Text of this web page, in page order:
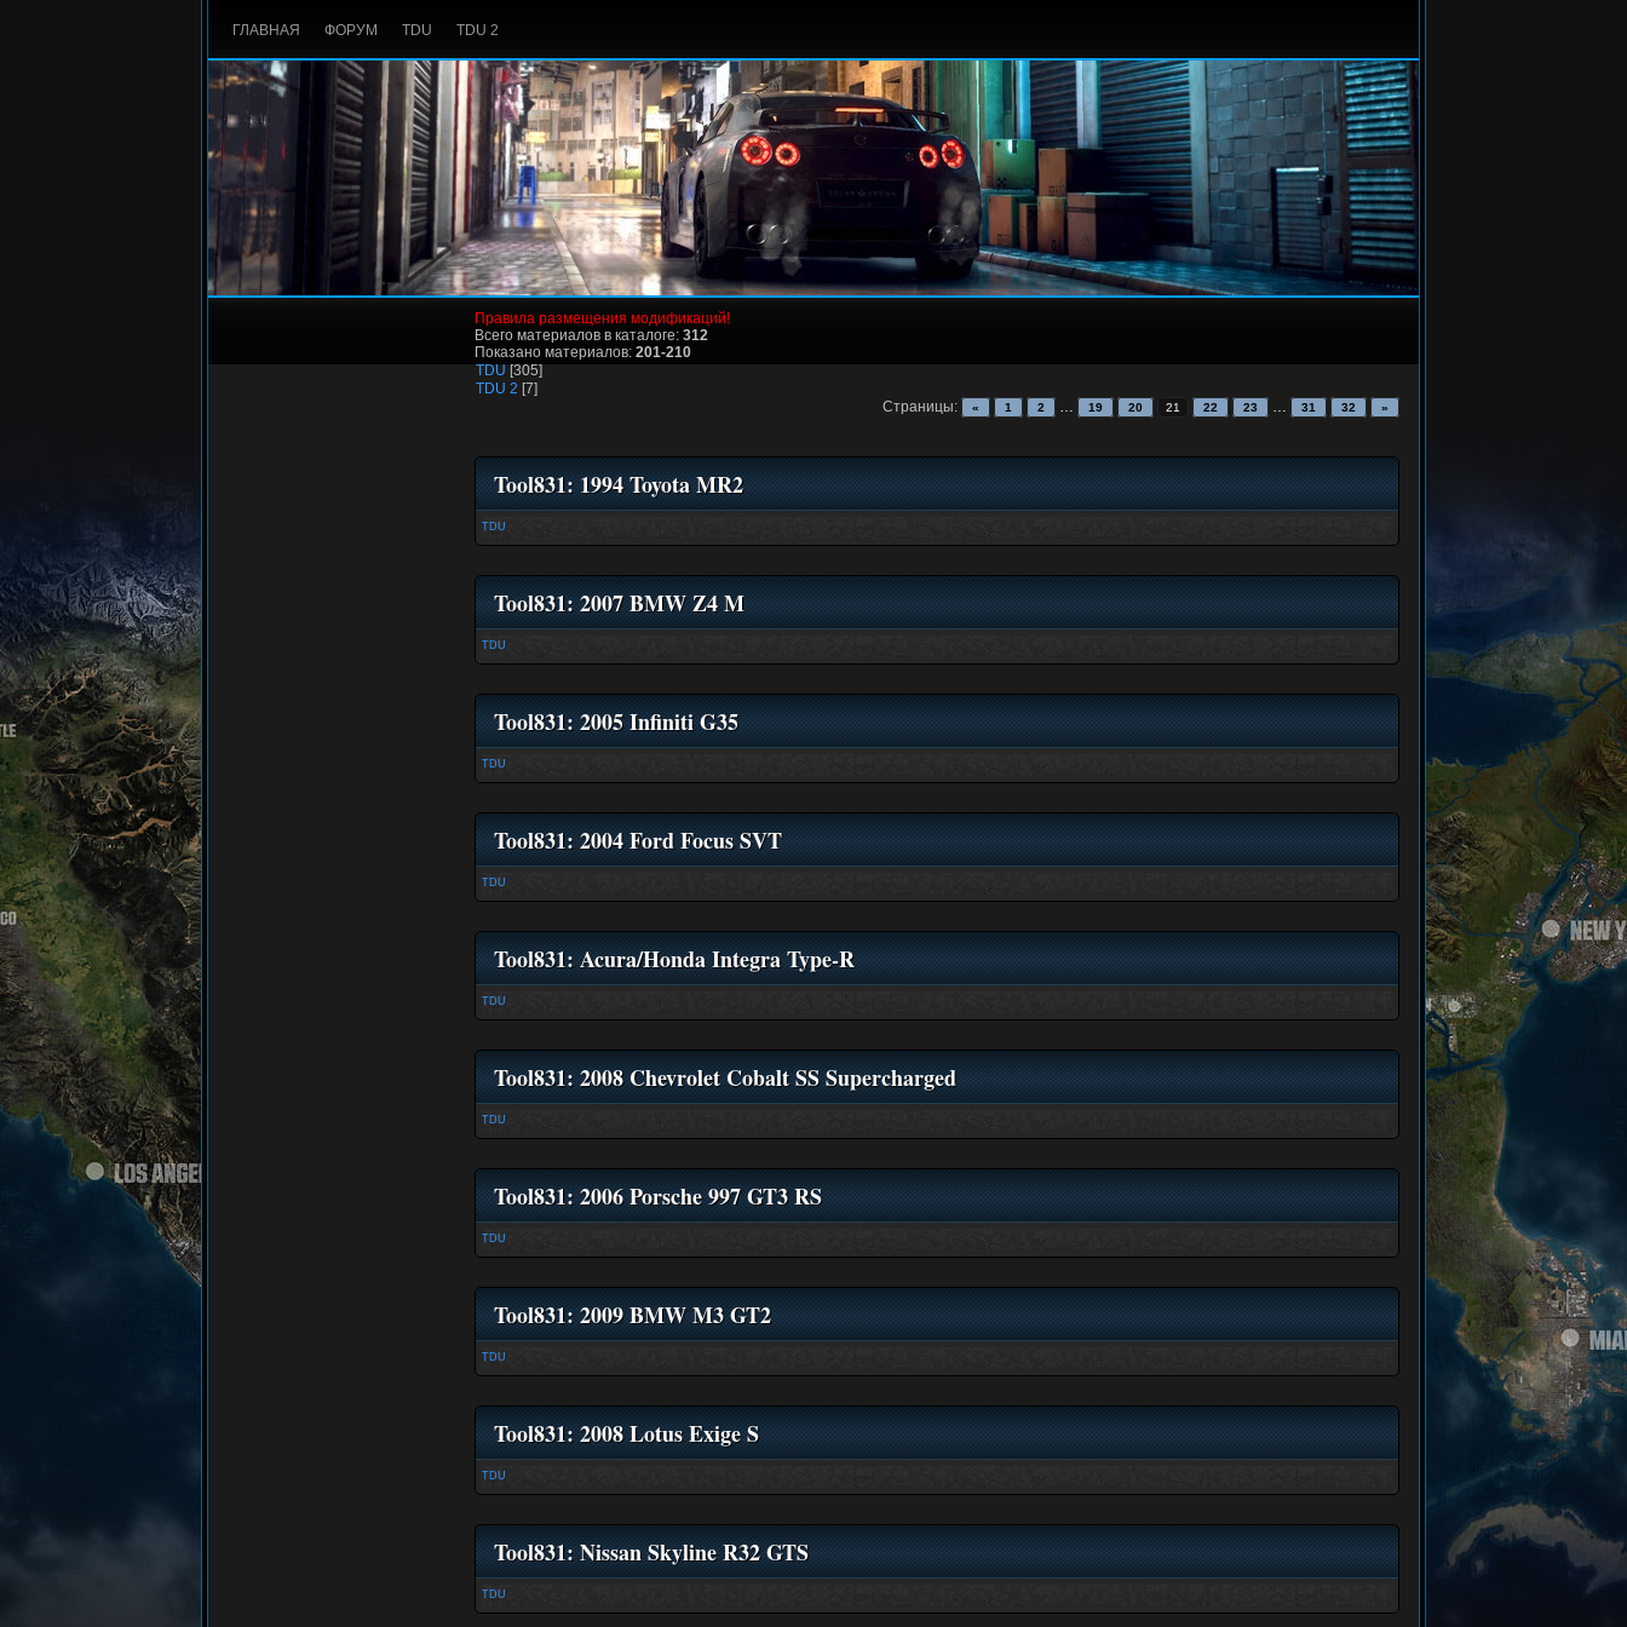
ГЛАВНАЯ ФОРУМ TDU TDU 2
Правила размещения модификаций!
Всего материалов в каталоге: 312
Показано материалов: 201-210
TDU [305]
TDU 2 [7]
Страницы:
« 1 2 … 19 20 21 22 23 … 31 32 »
Tool831: 1994 Toyota MR2
TDU
Tool831: 2007 BMW Z4 M
TDU
Tool831: 2005 Infiniti G35
TDU
Tool831: 2004 Ford Focus SVT
TDU
Tool831: Acura/Honda Integra Type-R
TDU
Tool831: 2008 Chevrolet Cobalt SS Supercharged
TDU
Tool831: 2006 Porsche 997 GT3 RS
TDU
Tool831: 2009 BMW M3 GT2
TDU
Tool831: 2008 Lotus Exige S
TDU
Tool831: Nissan Skyline R32 GTS
TDU